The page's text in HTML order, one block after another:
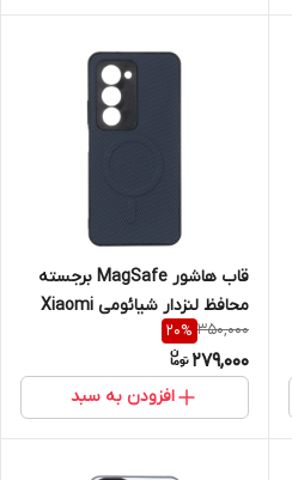
قاب هاشور MagSafe برجسته
محافظ لنزدار شیائومی Xiaomi
Redmi 15 4G
350,000
20%
279,000
افزودن به سبد